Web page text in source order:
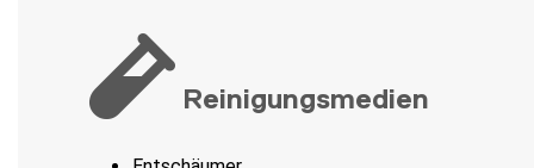
Reinigungsmedien